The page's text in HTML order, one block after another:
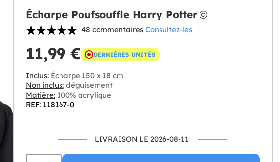
Écharpe Poufsouffle Harry Potter
48 commentaires Consultez-les
11,99 € DERNIÈRES UNITÉS
Inclus:Écharpe 150 x 18 cm
Non inclus:déguisement
Matière:100% acrylique
REF: 118167-0
LIVRAISON LE 2026-08-11